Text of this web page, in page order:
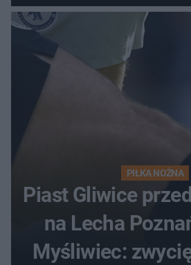
PIŁKA NOŻNA
Piast Gliwice
na Lecha
Myśliwiec: